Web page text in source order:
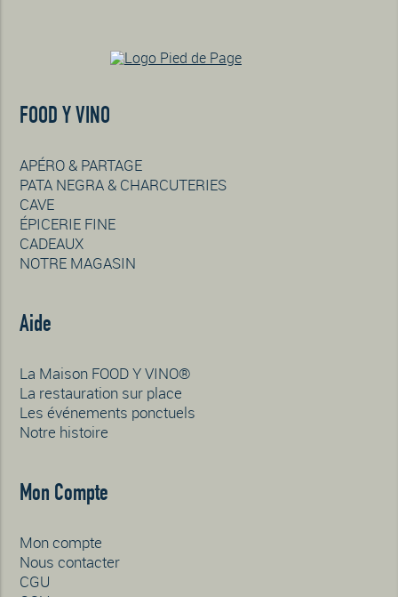
FOOD Y VINO
APÉRO & PARTAGE
PATA NEGRA & CHARCUTERIES
CAVE
ÉPICERIE FINE
CADEAUX
NOTRE MAGASIN
Aide
La Maison FOOD Y VINO®
La restauration sur place
Les événements ponctuels
Notre histoire
Mon Compte
Mon compte
Nous contacter
CGU